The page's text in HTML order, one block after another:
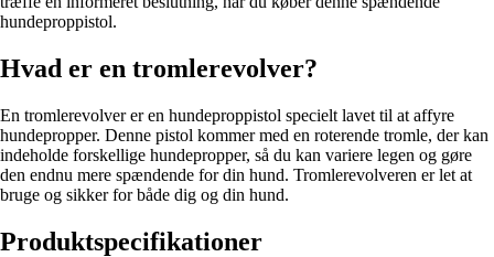
hundeproppistol.
Hvad er en tromlerevolver?
En tromlerevolver er en hundeproppistol specielt lavet til at affyre
hundepropper. Denne pistol kommer med en roterende tromle, der kan
indeholde forskellige hundepropper, så du kan variere legen og gøre
den endnu mere spændende for din hund. Tromlerevolveren er let at
bruge og sikker for både dig og din hund.
Produktspecifikationer